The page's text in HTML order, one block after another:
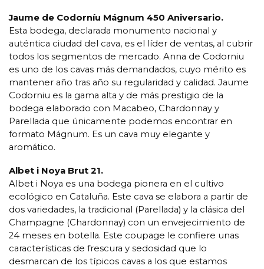
Jaume de Codorníu Mágnum 450 Aniversario.
Esta bodega, declarada monumento nacional y
auténtica ciudad del cava, es el líder de ventas, al cubrir
todos los segmentos de mercado. Anna de Codorniu
es uno de los cavas más demandados, cuyo mérito es
mantener año tras año su regularidad y calidad. Jaume
Codorniu es la gama alta y de más prestigio de la
bodega elaborado con Macabeo, Chardonnay y
Parellada que únicamente podemos encontrar en
formato Mágnum. Es un cava muy elegante y
aromático.
Albet i Noya Brut 21.
Albet i Noya es una bodega pionera en el cultivo
ecológico en Cataluña. Este cava se elabora a partir de
dos variedades, la tradicional (Parellada) y la clásica del
Champagne (Chardonnay) con un envejecimiento de
24 meses en botella. Este coupage le confiere unas
características de frescura y sedosidad que lo
desmarcan de los típicos cavas a los que estamos